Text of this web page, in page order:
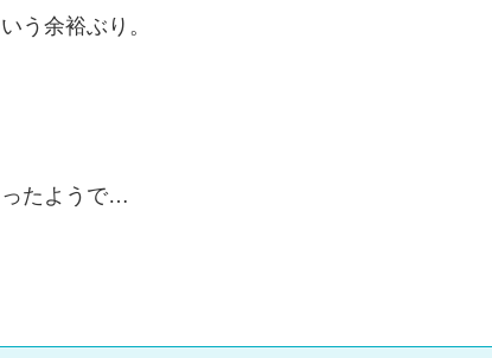
う余裕ぶり。
ったようで…